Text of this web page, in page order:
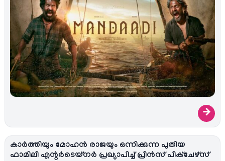
→
കാർത്തിയും മോഹൻ രാജയും ഒന്നിക്കുന്ന പുതിയ
ഫാമിലി എന്റർടെയ്‌നർ പ്രഖ്യാപിച്ച് പ്രിൻസ് പിക്ചേഴ്സ്